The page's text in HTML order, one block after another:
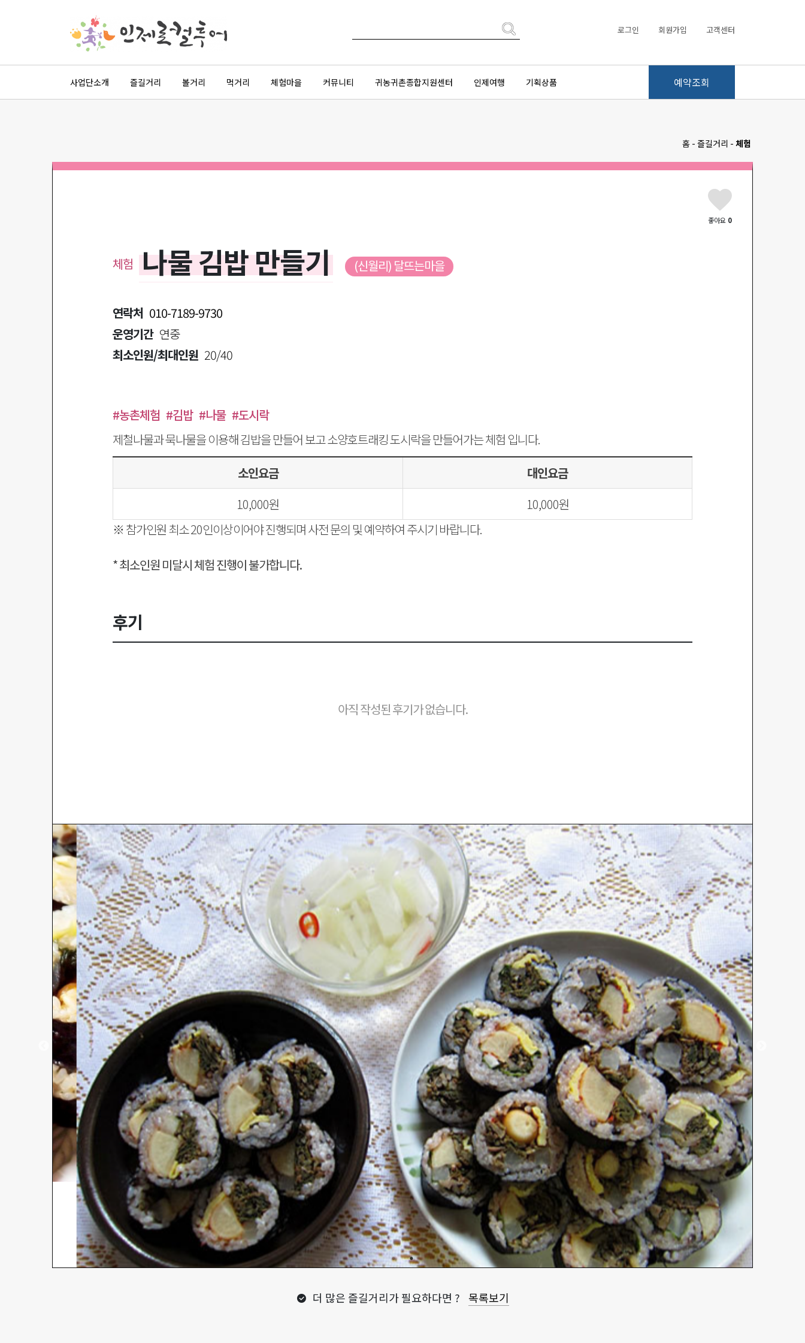
로그인 회원가입 고객센터
사업단소개 즐길거리 볼거리 먹거리 체험마을 커뮤니티 귀농귀촌종합지원센터 인제여행 기획상품 예약조회
홈 - 즐길거리 - 체험
좋아요 0
체험 나물 김밥 만들기 (신월리) 달뜨는마을
연락처 010-7189-9730
운영기간 연중
최소인원/최대인원 20/40
#농촌체험 #김밥 #나물 #도시락
제철나물과 묵나물을 이용해 김밥을 만들어 보고 소양호트래킹 도시락을 만들어가는 체험 입니다.
소인요금
대인요금
10,000원
10,000원
※ 참가인원 최소 20인이상이어야 진행되며 사전 문의 및 예약하여 주시기 바랍니다.
* 최소인원 미달시 체험 진행이 불가합니다.
후기
아직 작성된 후기가 없습니다.
더 많은 즐길거리가 필요하다면 ? 목록보기